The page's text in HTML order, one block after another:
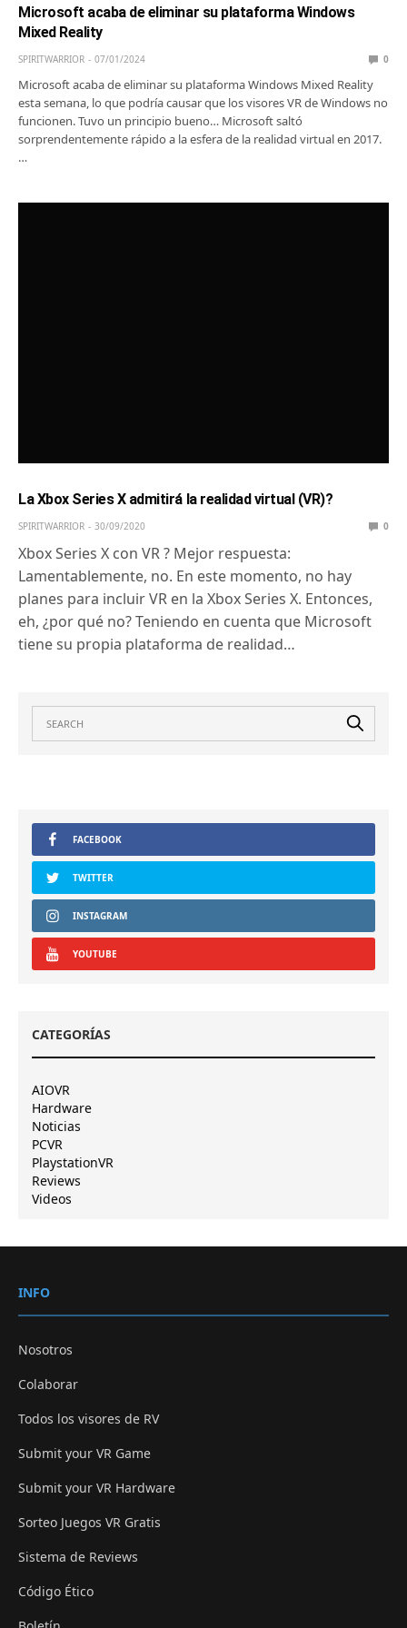
Microsoft acaba de eliminar su plataforma Windows
Mixed Reality
SPIRITWARRIOR 07/01/2024 0
Microsoft acaba de eliminar su plataforma Windows Mixed Reality
esta semana, lo que podría causar que los visores VR de Windows no
funcionen. Tuvo un principio bueno… Microsoft saltó
sorprendentemente rápido a la esfera de la realidad virtual en 2017.
…
La Xbox Series X admitirá la realidad virtual (VR)?
SPIRITWARRIOR 30/09/2020 0
Xbox Series X con VR ? Mejor respuesta:
Lamentablemente, no. En este momento, no hay
planes para incluir VR en la Xbox Series X. Entonces,
eh, ¿por qué no? Teniendo en cuenta que Microsoft
tiene su propia plataforma de realidad…
FACEBOOK
TWITTER
INSTAGRAM
YOUTUBE
CATEGORÍAS
AIOVR
Hardware
Noticias
PCVR
PlaystationVR
Reviews
Videos
INFO
Nosotros
Colaborar
Todos los visores de RV
Submit your VR Game
Submit your VR Hardware
Sorteo Juegos VR Gratis
Sistema de Reviews
Código Ético